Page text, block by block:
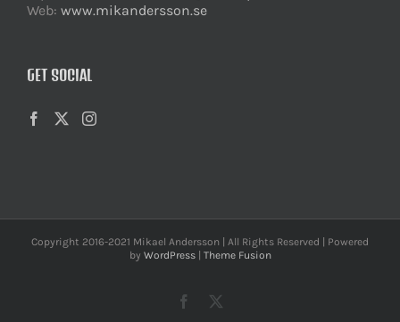
Web: www.mikandersson.se
GET SOCIAL
Copyright 2016-2021 Mikael Andersson | All Rights Reserved | Powered
by WordPress| Theme Fusion
Facebook